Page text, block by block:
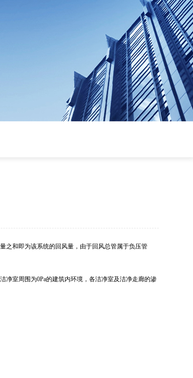
之和即为该系统的回风量，由于回风总管属于负压管
净室周围为0Pa的建筑内环境，各洁净室及洁净走廊的渗